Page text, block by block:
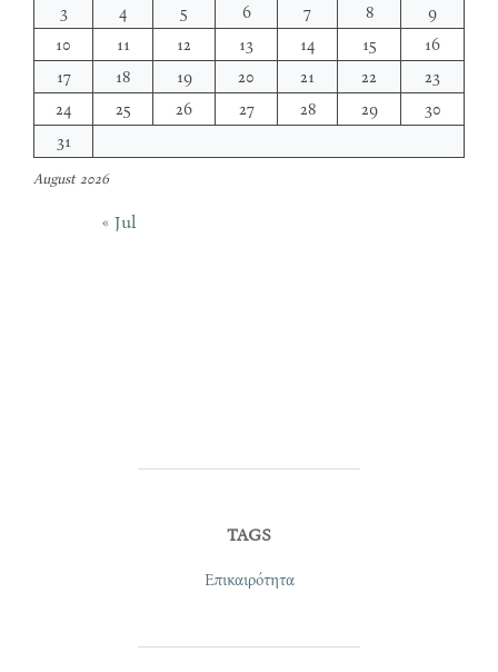
August 2026
3
4 5 6 7 8
9
10
11 12 13 14 15
16
17
18 19 20 21 22
23
24
25 26 27 28 29
30
31
« Jul
TAGS
Επικαιρότητα